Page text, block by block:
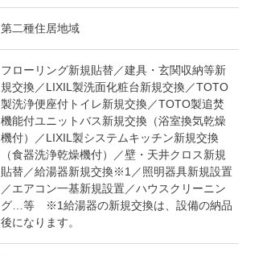
第二種住居地域
フローリング新規貼替／建具・玄関収納等新
規交換／LIXIL製洗面化粧台新規交換／TOTO
製洗浄便座付トイレ新規交換／TOTO製追焚
機能付ユニットバス新規交換（浴室換気乾燥
機付）／LIXIL製システムキッチン新規交換
（食器洗浄乾燥機付）／壁・天井クロス新規
貼替／給湯器新規交換※1／照明器具新規設置
／エアコン一基新規設置／ハウスクリーニン
グ…等 ※1給湯器の新規交換は、設備の納品
後になります。